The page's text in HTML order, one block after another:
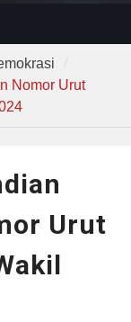
Nomor Urut
Urut